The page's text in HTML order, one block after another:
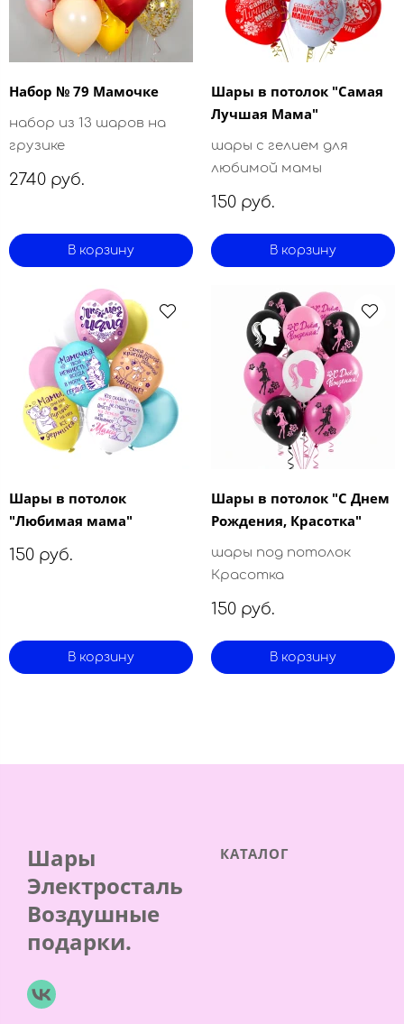
Набор № 79 Мамочке
набор из 13 шаров на
грузике
2740 руб.
В корзину
Шары в потолок "Самая
Лучшая Мама"
шары с гелием для
любимой мамы
150 руб.
В корзину
Шары в потолок
"Любимая мама"
150 руб.
В корзину
Шары в потолок "С Днем
Рождения, Красотка"
шары под потолок
Красотка
150 руб.
В корзину
Шары
Электросталь
Воздушные
подарки.
КАТАЛОГ